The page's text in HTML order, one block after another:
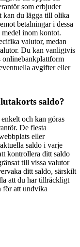
som erbjuder
kan du lägga till olika
betalningar i dessa
inom kontot.
valutor, medan
Du kan vanligtvis
onlinebankplattform
avgifter eller
saldo?
och kan göras
De flesta
eller
saldo i varje
kontrollera ditt saldo
till vissa valutor
ditt saldo, särskilt
att du har tillräckligt
för att undvika